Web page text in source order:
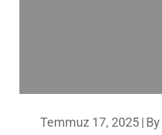
Temmuz 17, 2025| By